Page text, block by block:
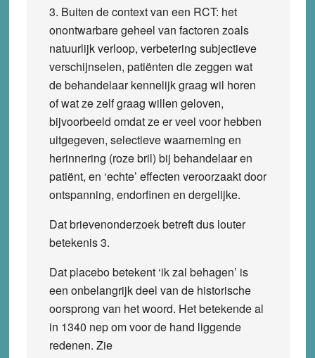
3. Buiten de context van een RCT: het
onontwarbare geheel van factoren zoals
natuurlijk verloop, verbetering subjectieve
verschijnselen, patiënten die zeggen wat
de behandelaar kennelijk graag wil horen
of wat ze zelf graag willen geloven,
bijvoorbeeld omdat ze er veel voor hebben
uitgegeven, selectieve waarneming en
herinnering (roze bril) bij behandelaar en
patiënt, en ‘echte’ effecten veroorzaakt door
ontspanning, endorfinen en dergelijke.
Dat brievenonderzoek betreft dus louter
betekenis 3.
Dat placebo betekent ‘ik zal behagen’ is
een onbelangrijk deel van de historische
oorsprong van het woord. Het betekende al
in 1340 nep om voor de hand liggende
redenen. Zie